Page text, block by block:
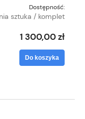
Dostępność:
sztuka / komplet
1 300,00 zł
Do koszyka